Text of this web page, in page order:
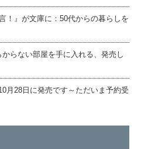
！』が文庫に：50代からの暮らしを
らない部屋を手に入れる、発売し
月28日に発売です～ただいま予約受